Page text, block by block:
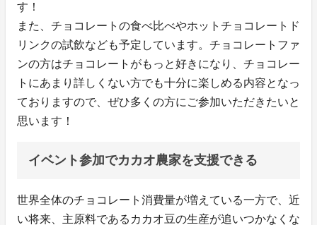
す！
また、チョコレートの食べ比べやホットチョコレートド
リンクの試飲なども予定しています。チョコレートファ
ンの方はチョコレートがもっと好きになり、チョコレー
トにあまり詳しくない方でも十分に楽しめる内容となっ
ておりますので、ぜひ多くの方にご参加いただきたいと
思います！
イベント参加でカカオ農家を支援できる
世界全体のチョコレート消費量が増えている一方で、近
い将来、主原料であるカカオ豆の生産が追いつかなくな